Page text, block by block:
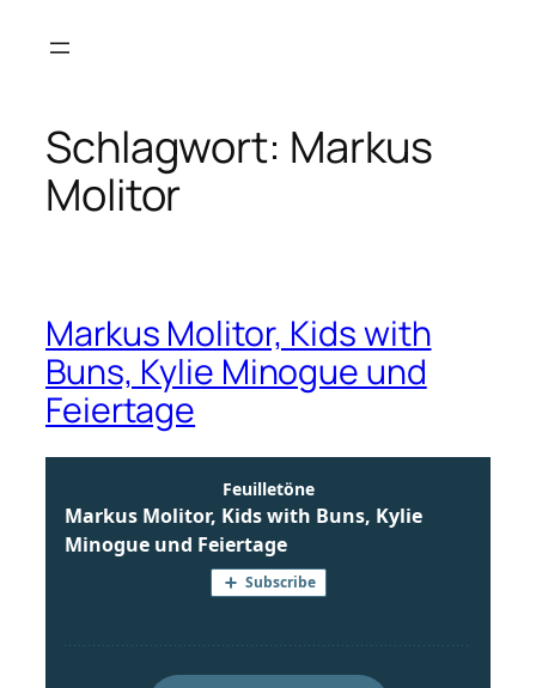
Inhalt
Schlagwort: Markus
Molitor
Markus Molitor, Kids with
Buns, Kylie Minogue und
Feiertage